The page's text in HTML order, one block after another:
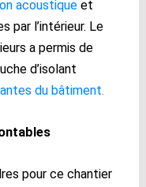
acoustique et
par l’intérieur. Le
a permis de
d’isolant
du bâtiment
pour ce chantier